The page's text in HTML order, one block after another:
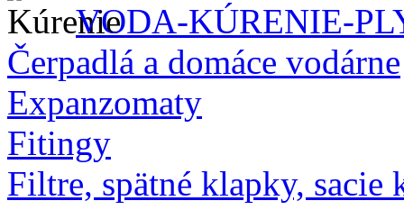
VODA-KÚRENIE-
Čerpadlá a domáce vodárne
Expanzomaty
Fitingy
Filtre, spätné klapky, sacie